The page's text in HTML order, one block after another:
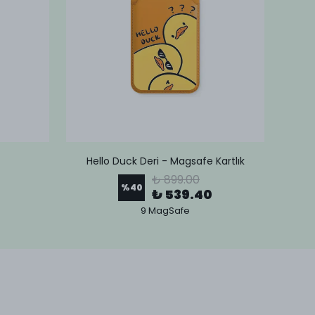
Hello Duck Deri - Magsafe Kartlık
%40 ₺ 899.00
₺ 539.40
9 MagSafe